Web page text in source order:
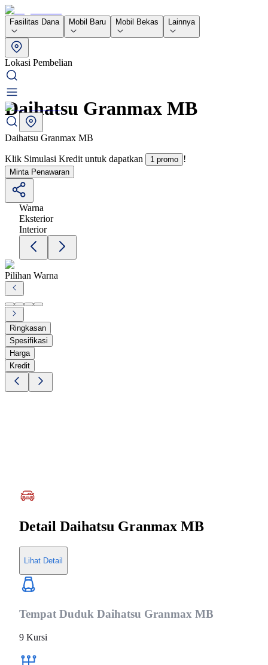
Fasilitas Dana Mobil Baru Mobil Bekas Lainnya
Lokasi Pembelian
Daihatsu Granmax MB
Daihatsu Granmax MB
Klik Simulasi Kredit untuk dapatkan 1 promo !
Minta Penawaran
Warna
Eksterior
Interior
Pilihan Warna
Ringkasan
Spesifikasi
Harga
Kredit
Detail Daihatsu Granmax MB
Lihat Detail
Tempat Duduk Daihatsu Granmax MB
9 Kursi